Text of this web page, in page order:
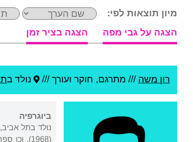
מיון תוצאות לפי:
הצגה על גבי מפה
הצגה בציר זמן
רון משה /// מתרגם, חוקר ועורך /// נולד ב
ביוגרפיה
נולד בתל
(1968),